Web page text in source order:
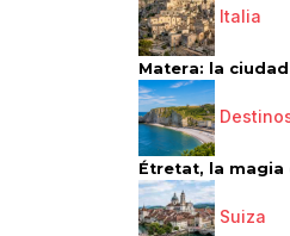
Italia
Matera: la
Étretat, la magia
Suiza